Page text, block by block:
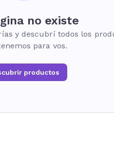
no existe
y descubrí todos los
para vos.
productos